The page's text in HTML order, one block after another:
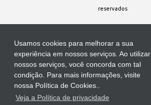
Usamos cookies para melhorar a sua
experiência em nossos serviços. Ao utilizar
nossos serviços, você concorda com tal
condição. Para mais informações, visite
nossa Política de Cookies..
Veja a Política de privacidade
reservados